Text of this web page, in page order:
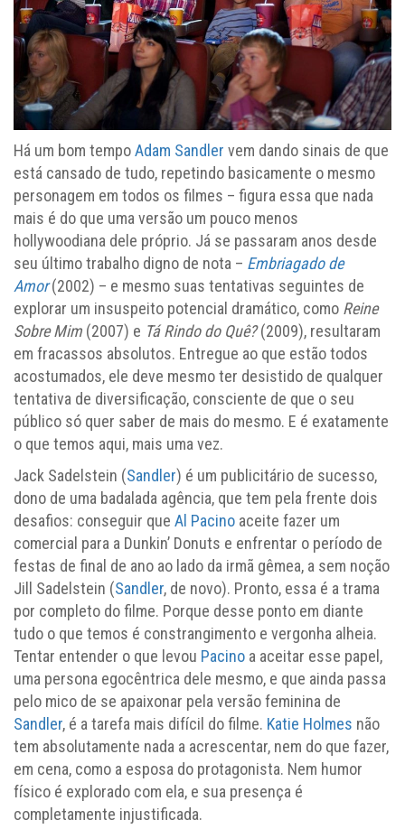
Há um bom tempoAdam Sandler vem dando sinais de que
está cansado de tudo, repetindo basicamente o mesmo
personagem em todos os filmes – figura essa que nada
mais é do que uma versão um pouco menos
hollywoodiana dele próprio. Já se passaram anos desde
seu último trabalho digno de nota – Embriagado de
Amor(2002) – e mesmo suas tentativas seguintes de
explorar um insuspeito potencial dramático, como Reine
Sobre Mim (2007) e Tá Rindo do Quê?(2009), resultaram
em fracassos absolutos. Entregue ao que estão todos
acostumados, ele deve mesmo ter desistido de qualquer
tentativa de diversificação, consciente de que o seu
público só quer saber de mais do mesmo. E é exatamente
o que temos aqui, mais uma vez.
Jack Sadelstein (Sandler) é um publicitário de sucesso,
dono de uma badalada agência, que tem pela frente dois
desafios: conseguir que Al Pacino aceite fazer um
comercial para a Dunkin’ Donuts e enfrentar o período de
festas de final de ano ao lado da irmã gêmea, a sem noção
Jill Sadelstein (Sandler, de novo). Pronto, essa é a trama
por completo do filme. Porque desse ponto em diante
tudo o que temos é constrangimento e vergonha alheia.
Tentar entender o que levou Pacino a aceitar esse papel,
uma persona egocêntrica dele mesmo, e que ainda passa
pelo mico de se apaixonar pela versão feminina de
Sandler, é a tarefa mais difícil do filme. Katie Holmes não
tem absolutamente nada a acrescentar, nem do que fazer,
em cena, como a esposa do protagonista. Nem humor
físico é explorado com ela, e sua presença é
completamente injustificada.